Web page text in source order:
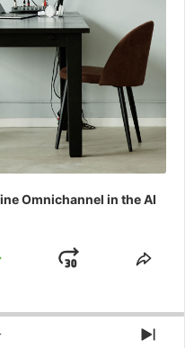
Omnichannel in the AI
Jump
Share
Next